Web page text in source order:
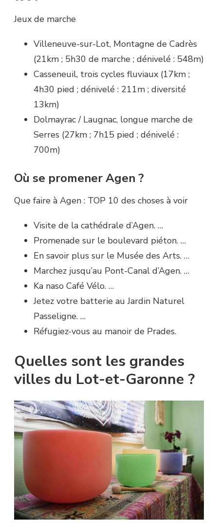
Jeux de marche
Villeneuve-sur-Lot, Montagne de Cadrès
(21km ; 5h30 de marche ; dénivelé : 548m)
Casseneuil, trois cycles fluviaux (17km ;
4h30 pied ; dénivelé : 211m ; diversité
13km)
Dolmayrac / Laugnac, longue marche de
Serres (27km ; 7h15 pied ; dénivelé :
700m)
Où se promener Agen ?
Que faire à Agen : TOP 10 des choses à voir
Visite de la cathédrale d’Agen. …
Promenade sur le boulevard piéton. …
En savoir plus sur le Musée des Arts. …
Marchez jusqu’au Pont-Canal d’Agen. …
Ka naso Café Vélo. …
Jetez votre batterie au Jardin Naturel
Passeligne. …
Réfugiez-vous au manoir de Prades.
Quelles sont les grandes
villes du Lot-et-Garonne ?